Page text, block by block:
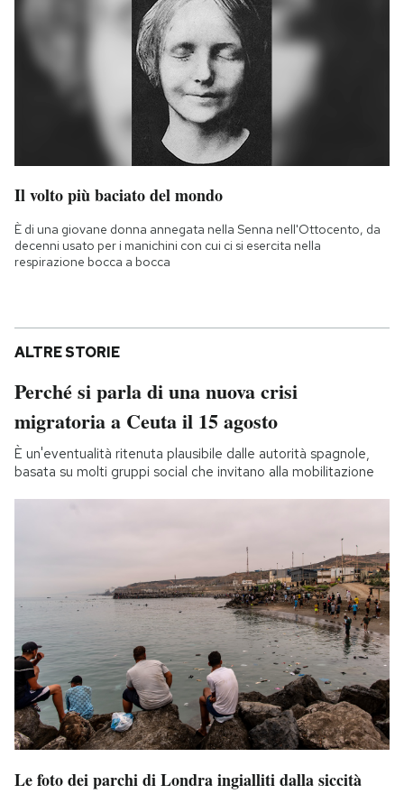
Il volto più baciato del mondo
È di una giovane donna annegata nella Senna nell'Ottocento, da
decenni usato per i manichini con cui ci si esercita nella
respirazione bocca a bocca
ALTRE STORIE
Perché si parla di una nuova crisi
migratoria a Ceuta il 15 agosto
È un'eventualità ritenuta plausibile dalle autorità spagnole,
basata su molti gruppi social che invitano alla mobilitazione
Le foto dei parchi di Londra ingialliti dalla siccità